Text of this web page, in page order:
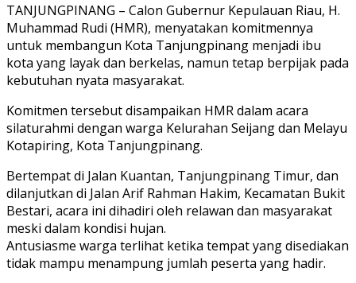
TANJUNGPINANG – Calon Gubernur Kepulauan Riau, H.
Muhammad Rudi (HMR), menyatakan komitmennya
untuk membangun Kota Tanjungpinang menjadi ibu
kota yang layak dan berkelas, namun tetap berpijak pada
kebutuhan nyata masyarakat.
Komitmen tersebut disampaikan HMR dalam acara
silaturahmi dengan warga Kelurahan Seijang dan Melayu
Kotapiring, Kota Tanjungpinang.
Bertempat di Jalan Kuantan, Tanjungpinang Timur, dan
dilanjutkan di Jalan Arif Rahman Hakim, Kecamatan Bukit
Bestari, acara ini dihadiri oleh relawan dan masyarakat
meski dalam kondisi hujan.
Antusiasme warga terlihat ketika tempat yang disediakan
tidak mampu menampung jumlah peserta yang hadir.